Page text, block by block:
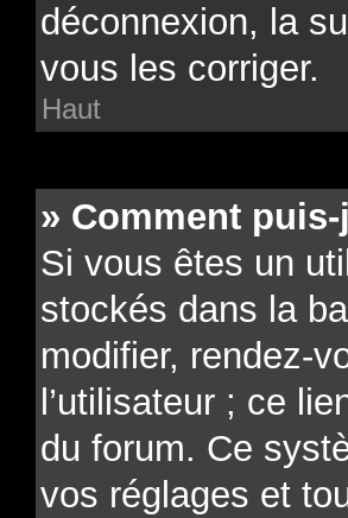
déconnexion, la
vous les corriger.
Haut
» Comment
Si vous êtes un
stockés dans la
modifier, rendez-
l’utilisateur ; ce
du forum. Ce
vos réglages et